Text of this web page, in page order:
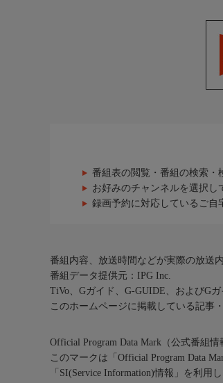
番組表の閲覧・番組の検索・
お好みのチャンネルを選択し
録画予約に対応しているご自
番組内容、放送時間などが実際の放送
番組データ提供元：IPG Inc.
TiVo、Gガイド、G-GUIDE、およびG
このホームページに掲載している記事
Official Program Data Mark（公式番組情
このマークは「Official Program Data
「SI(Service Information)情報」を利用